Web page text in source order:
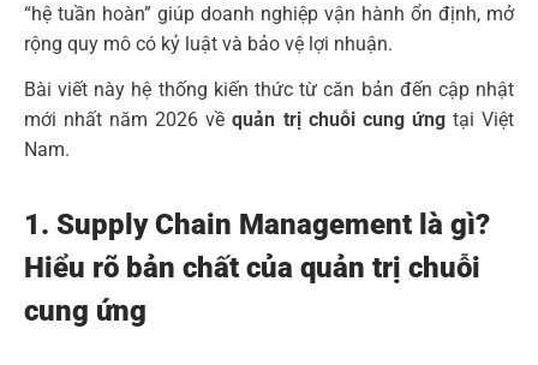
“hệ tuần hoàn” giúp doanh nghiệp vận hành ổn định, mở
rộng quy mô có kỷ luật và bảo vệ lợi nhuận.
Bài viết này hệ thống kiến thức từ căn bản đến cập nhật
mới nhất năm 2026 vềquản trị chuỗi cung ứngtại Việt
Nam.
1. Supply Chain Management là gì?
Hiểu rõ bản chất của quản trị chuỗi
cung ứng